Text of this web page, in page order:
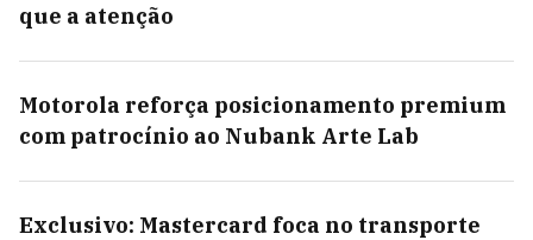
que a atenção
Motorola reforça posicionamento premium
com patrocínio ao Nubank Arte Lab
Exclusivo: Mastercard foca no transporte